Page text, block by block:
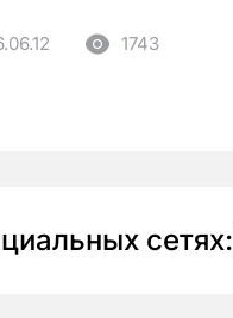
1743
сетях: